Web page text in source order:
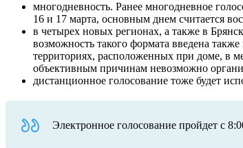
многодневность. Ранее многодневное
16 и 17 марта, основным днем считается
в четырех новых регионах, а также в
возможность такого формата введена
территориях, расположенных при доме, в
объективным причинам невозможно
дистанционное голосование тоже будет
Электронное голосование пройдет с